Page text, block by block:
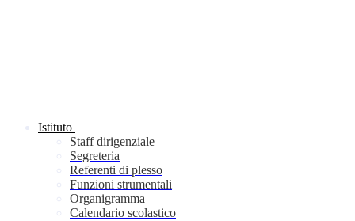
Istituto
Staff dirigenziale
Segreteria
Referenti di plesso
Funzioni strumentali
Organigramma
Calendario scolastico